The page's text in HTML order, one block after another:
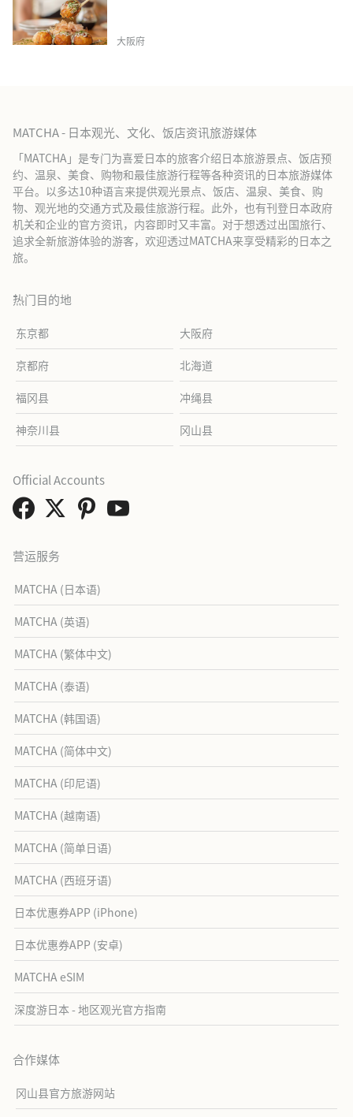
大阪府
MATCHA - 日本观光、文化、饭店资讯旅游媒体
「MATCHA」是专门为喜爱日本的旅客介绍日本旅游景点、饭店预
约、温泉、美食、购物和最佳旅游行程等各种资讯的日本旅游媒体
平台。以多达10种语言来提供观光景点、饭店、温泉、美食、购
物、观光地的交通方式及最佳旅游行程。此外，也有刊登日本政府
机关和企业的官方资讯，内容即时又丰富。对于想透过出国旅行、
追求全新旅游体验的游客，欢迎透过MATCHA来享受精彩的日本之
旅。
热门目的地
东京都 大阪府
京都府 北海道
福冈县 冲绳县
神奈川县 冈山县
营运服务
MATCHA (日本语)
MATCHA (英语)
MATCHA (繁体中文)
MATCHA (泰语)
MATCHA (韩国语)
MATCHA (简体中文)
MATCHA (印尼语)
MATCHA (越南语)
MATCHA (简单日语)
MATCHA (西班牙语)
日本优惠券APP (iPhone)
日本优惠券APP (安卓)
MATCHA eSIM
深度游日本 - 地区观光官方指南
合作媒体
冈山县官方旅游网站
Official Accounts